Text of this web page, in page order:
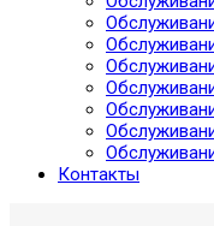
Контакты